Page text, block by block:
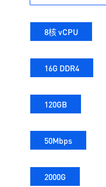
8核 vCPU
16G DDR4
120GB
50Mbps
2000G